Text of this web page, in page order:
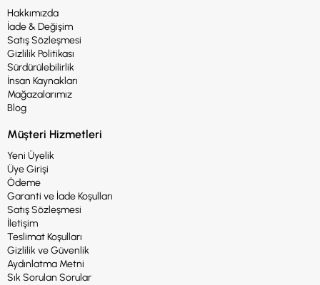
Hakkımızda
İade & Değişim
Satış Sözleşmesi
Gizlilik Politikası
Sürdürülebilirlik
İnsan Kaynakları
Mağazalarımız
Blog
Müşteri Hizmetleri
Yeni Üyelik
Üye Girişi
Ödeme
Garanti ve İade Koşulları
Satış Sözleşmesi
İletişim
Teslimat Koşulları
Gizlilik ve Güvenlik
Aydınlatma Metni
Sık Sorulan Sorular